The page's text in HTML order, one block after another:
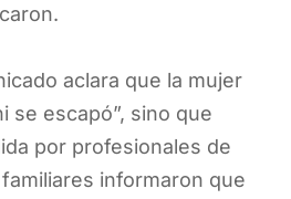
aclara que la mujer
se escapó”, sino que
por profesionales de
informaron que